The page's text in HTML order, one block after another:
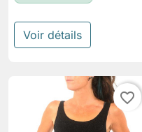
Voir détails
favorite_border